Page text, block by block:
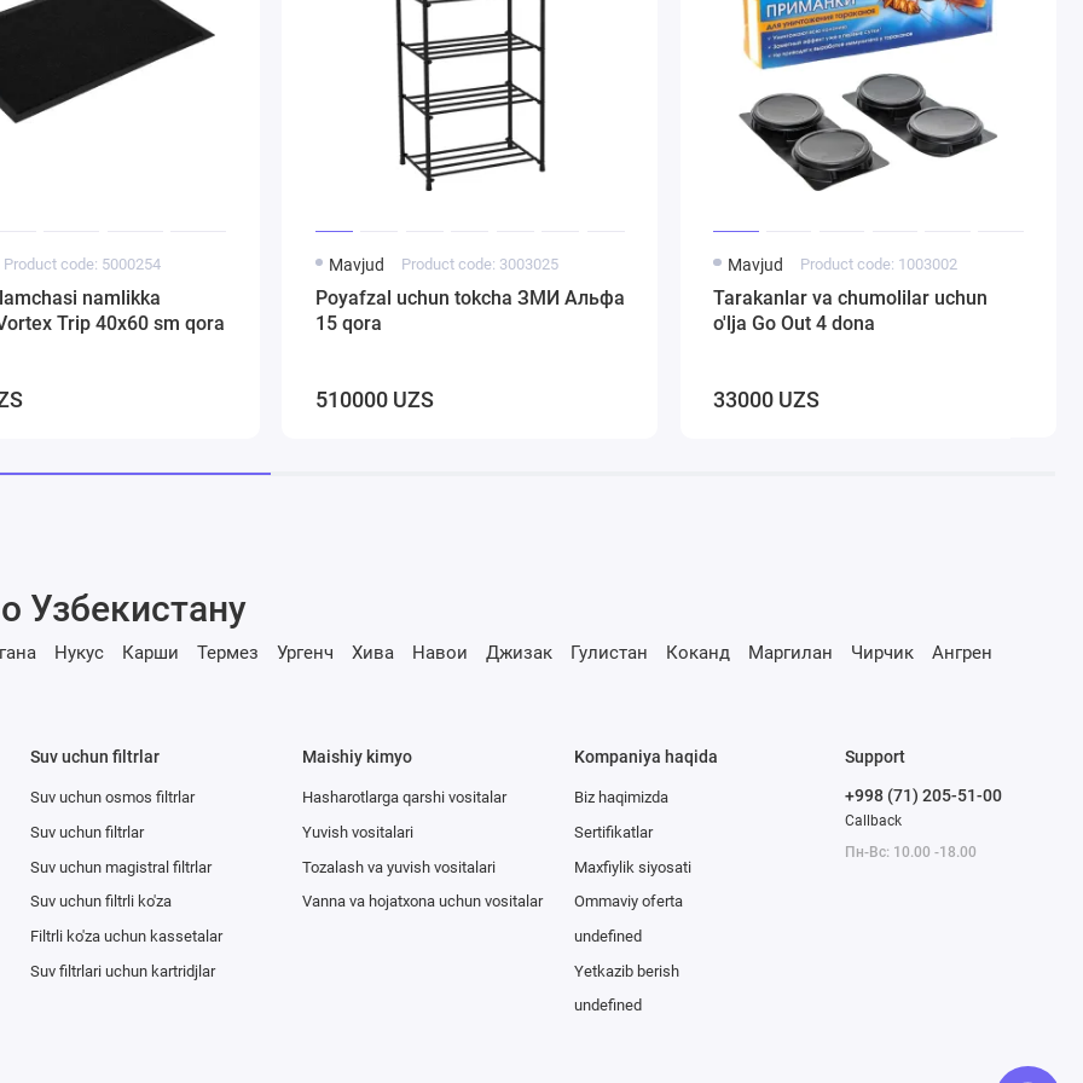
Product code: 5000254
namlikka
Trip 40х60 sm qora
Mavjud Product code: 3003025
Poyafzal uchun tokcha ЗМИ Альфа
15 qora
510000 UZS
Mavjud Product code: 1003002
Tarakanlar va chumolilar uchun
o'lja Go Out 4 dona
33000 UZS
Узбекистану
Нукус Карши Термез Ургенч Хива Навои Джизак Гулистан Коканд Маргилан Чирчик Ангрен
Suv uchun filtrlar
Suv uchun osmos filtrlar
Suv uchun filtrlar
Suv uchun magistral filtrlar
Suv uchun filtrli ko'za
Filtrli ko'za uchun kassetalar
Suv filtrlari uchun kartridjlar
Maishiy kimyo
Hasharotlarga qarshi vositalar
Yuvish vositalari
Tozalash va yuvish vositalari
Vanna va hojatxona uchun vositalar
Kompaniya haqida
Biz haqimizda
Sertifikatlar
Maxfiylik siyosati
Ommaviy oferta
undefined
Yetkazib berish
undefined
Support
+998 (71) 205-51-00
Callback
Пн-Вс: 10.00 -18.00